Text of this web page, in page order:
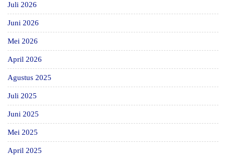
Juli 2026
Juni 2026
Mei 2026
April 2026
Agustus 2025
Juli 2025
Juni 2025
Mei 2025
April 2025